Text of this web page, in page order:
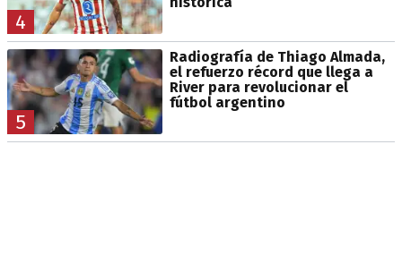
4
5
Radiografía de Thiago Almada,
el refuerzo récord que llega a
River para revolucionar el
fútbol argentino